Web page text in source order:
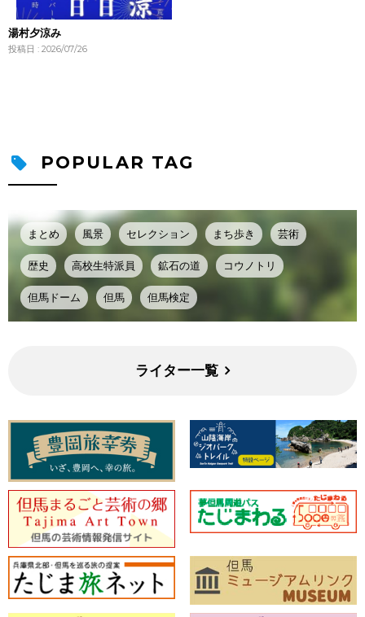
湯村夕涼み
投稿日 : 2026/07/26
POPULAR TAG
まとめ 風景 セレクション まち歩き 芸術
歴史 高校生特派員 鉱石の道 コウノトリ
但馬ドーム 但馬 但馬検定
ライター一覧